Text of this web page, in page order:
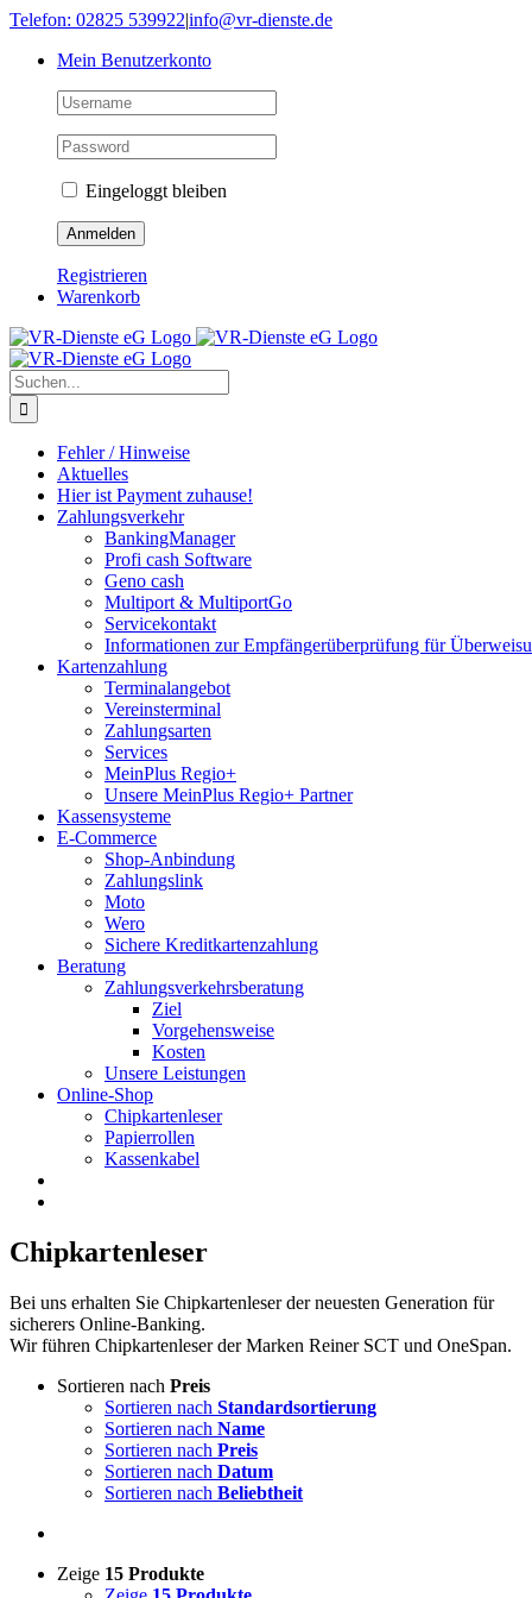
Skip
content
Telefon: 02825 539922|info@vr-dienste.de
Mein Benutzerkonto
Eingeloggt bleiben
Registrieren
Warenkorb
Suche
nach:
Fehler / Hinweise
Aktuelles
Hier ist Payment zuhause!
Zahlungsverkehr
BankingManager
Profi cash Software
Geno cash
Multiport & MultiportGo
Servicekontakt
Informationen zur Empfängerüberprüfung für
Kartenzahlung
Terminalangebot
Vereinsterminal
Zahlungsarten
Services
MeinPlus Regio+
Unsere MeinPlus Regio+ Partner
Kassensysteme
E-Commerce
Shop-Anbindung
Zahlungslink
Moto
Wero
Sichere Kreditkartenzahlung
Beratung
Zahlungsverkehrsberatung
Ziel
Vorgehensweise
Kosten
Unsere Leistungen
Online-Shop
Chipkartenleser
Papierrollen
Kassenkabel
Chipkartenleser
Bei uns erhalten Sie Chipkartenleser der neuesten Generation für
sicherers Online-Banking.
Wir führen Chipkartenleser der Marken Reiner SCT und OneSpan.
Sortieren nach Preis
Sortieren nach Standardsortierung
Sortieren nach Name
Sortieren nach Preis
Sortieren nach Datum
Sortieren nach Beliebtheit
Zeige 15 Produkte